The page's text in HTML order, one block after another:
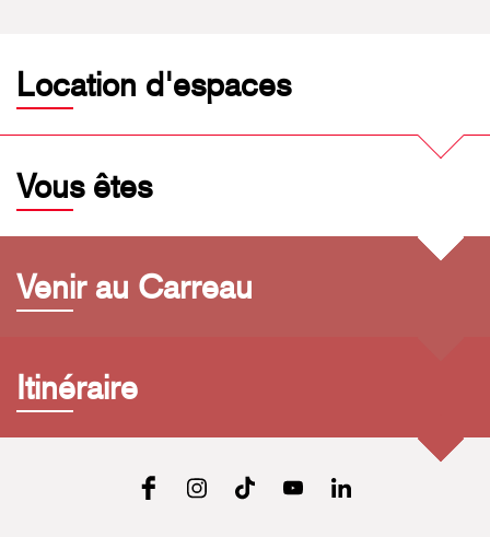
Location d'espaces
Vous êtes
Venir au Carreau
Itinéraire